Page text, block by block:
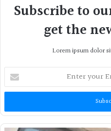
Subscribe to
get the
Lorem ipsum dolor
your
Email